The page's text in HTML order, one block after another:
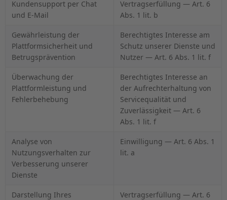
Kundensupport per Chat
und E-Mail
Vertragserfüllung — Art. 6
Abs. 1 lit. b
Gewährleistung der
Plattformsicherheit und
Betrugsprävention
Berechtigtes Interesse am
Schutz unserer Dienste und
Nutzer — Art. 6 Abs. 1 lit. f
Überwachung der
Plattformleistung und
Fehlerbehebung
Berechtigtes Interesse an
der Aufrechterhaltung von
Servicequalität und
Zuverlässigkeit — Art. 6
Abs. 1 lit. f
Analyse von
Nutzungsverhalten zur
Verbesserung unserer
Dienste
Einwilligung — Art. 6 Abs. 1
lit. a
Darstellung Ihres
Vertragserfüllung — Art. 6